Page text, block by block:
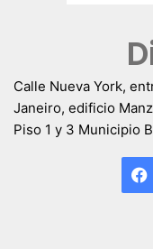
Calle Nueva York,
Janeiro, edificio
Piso 1 y 3 Municipio